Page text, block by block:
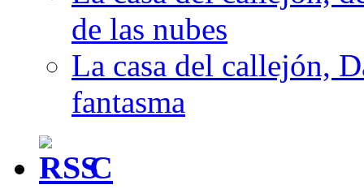
de las nubes
La casa del callejón,
fantasma
C